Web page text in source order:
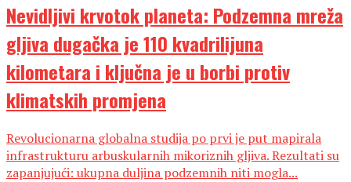
Nevidljivi krvotok planeta: Podzemna mreža
gljiva dugačka je 110 kvadrilijuna
kilometara i ključna je u borbi protiv
klimatskih promjena
Revolucionarna globalna studija po prvi je put mapirala
infrastrukturu arbuskularnih mikoriznih gljiva. Rezultati su
zapanjujući: ukupna duljina podzemnih niti mogla...